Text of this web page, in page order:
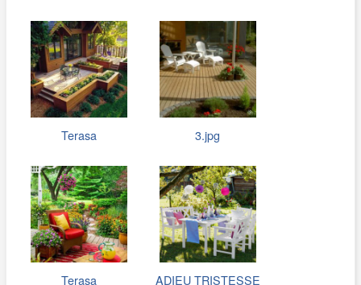
Terasa 3.jpg
Terasa
ADIEU TRISTESSE